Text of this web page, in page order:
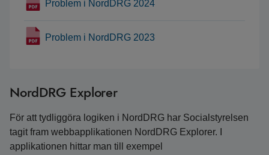
Problem i NordDRG 2024
Problem i NordDRG 2023
NordDRG Explorer
För att tydliggöra logiken i NordDRG har Socialstyrelsen
tagit fram webbapplikationen NordDRG Explorer. I
applikationen hittar man till exempel